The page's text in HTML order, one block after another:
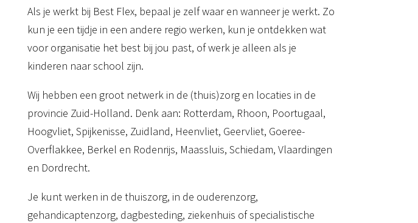
Als je werkt bij Best Flex, bepaal je zelf waar en wanneer je werkt. Zo
kun je een tijdje in een andere regio werken, kun je ontdekken wat
voor organisatie het best bij jou past, of werk je alleen als je
kinderen naar school zijn.
Wij hebben een groot netwerk in de (thuis)zorg en locaties in de
provincie Zuid-Holland. Denk aan: Rotterdam, Rhoon, Poortugaal,
Hoogvliet, Spijkenisse, Zuidland, Heenvliet, Geervliet, Goeree-
Overflakkee, Berkel en Rodenrijs, Maassluis, Schiedam, Vlaardingen
en Dordrecht.
Je kunt werken in de thuiszorg, in de ouderenzorg,
gehandicaptenzorg, dagbesteding, ziekenhuis of specialistische